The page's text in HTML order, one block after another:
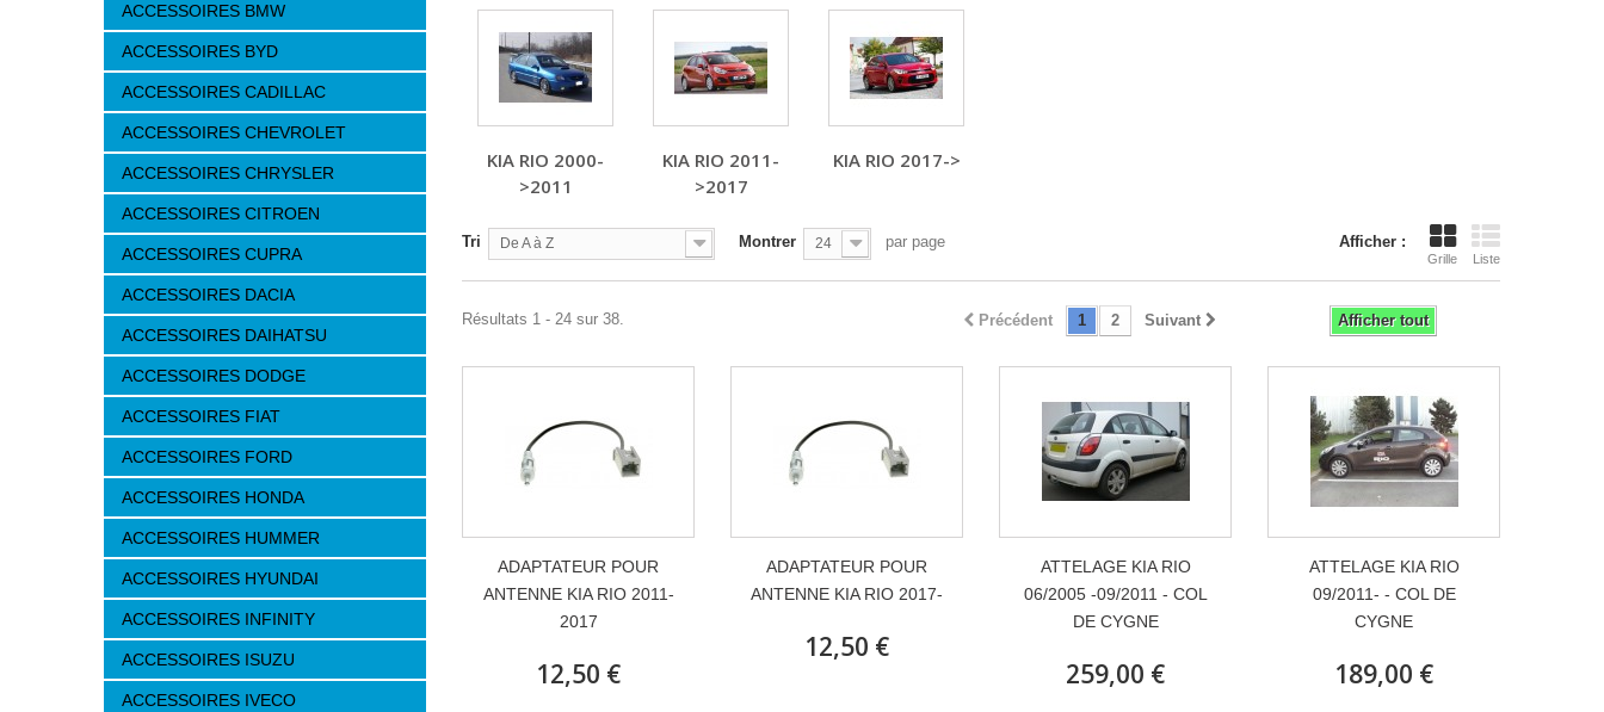
ACCESSOIRES BMW
ACCESSOIRES BYD
ACCESSOIRES CADILLAC
ACCESSOIRES CHEVROLET
ACCESSOIRES CHRYSLER
ACCESSOIRES CITROEN
ACCESSOIRES CUPRA
ACCESSOIRES DACIA
ACCESSOIRES DAIHATSU
ACCESSOIRES DODGE
ACCESSOIRES FIAT
ACCESSOIRES FORD
ACCESSOIRES HONDA
ACCESSOIRES HUMMER
ACCESSOIRES HYUNDAI
ACCESSOIRES INFINITY
ACCESSOIRES ISUZU
ACCESSOIRES IVECO
KIA RIO 2000-
>2011
KIA RIO 2011-
>2017
KIA RIO 2017->
Afficher :
Grille Liste
Tri De A à Z Montrer 24 par page
Afficher tout
Précédent 1 2 Suivant
Résultats 1 - 24 sur 38.
ADAPTATEUR POUR
ANTENNE KIA RIO 2011-
2017
12,50 €
ADAPTATEUR POUR
ANTENNE KIA RIO 2017-
12,50 €
ATTELAGE KIA RIO
06/2005 -09/2011 - COL
DE CYGNE
259,00 €
ATTELAGE KIA RIO
09/2011- - COL DE
CYGNE
189,00 €